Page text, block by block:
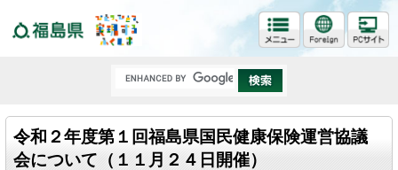
令和２年度第１回福島県国民健康保険運営協議
会について（１１月２４日開催）